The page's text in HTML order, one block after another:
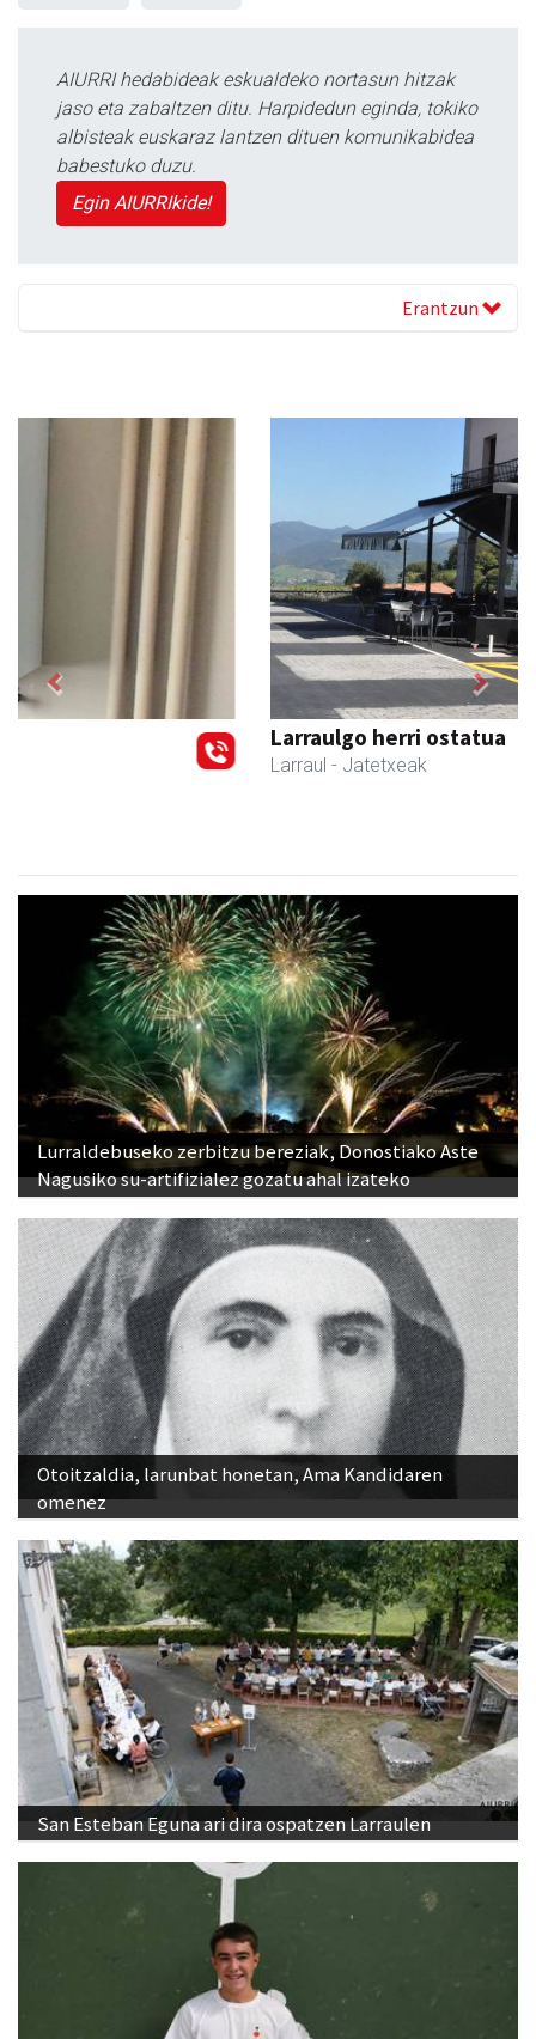
AIURRI hedabideak eskualdeko nortasun hitzak
jaso eta zabaltzen ditu. Harpidedun eginda, tokiko
albisteak euskaraz lantzen dituen komunikabidea
babestuko duzu.
Egin AIURRIkide!
Erantzun
Larraulgo herri ostatua
Previous Next
Lurraldebuseko zerbitzu bereziak, Donostiako Aste
Nagusiko su-artifizialez gozatu ahal izateko
Otoitzaldia, larunbat honetan, Ama Kandidaren
omenez
San Esteban Eguna ari dira ospatzen Larraulen